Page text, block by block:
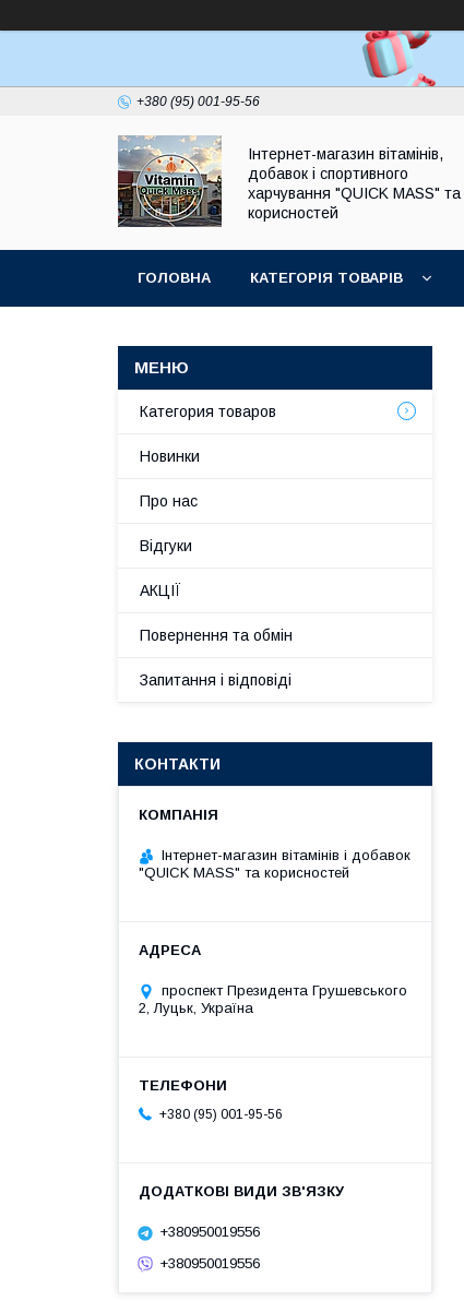
+380 (95) 001-95-56
Інтернет-магазин вітамінів,
добавок і спортивного
харчування "QUICK MASS" та
корисностей
ГОЛОВНА КАТЕГОРІЯ ТОВАРІВ
Категория товаров
Новинки
Про нас
Відгуки
АКЦІЇ
Повернення та обмін
Запитання і відповіді
КОНТАКТИ
Інтернет-магазин вітамінів і добавок
"QUICK MASS" та корисностей
проспект Президента Грушевського
2, Луцьк, Україна
+380 (95) 001-95-56
+380950019556
+380950019556